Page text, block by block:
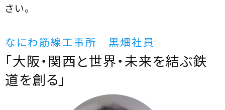
さい。
なにわ筋線工事所 黒畑社員
「大阪・関西と世界・未来を結ぶ鉄
道を創る」